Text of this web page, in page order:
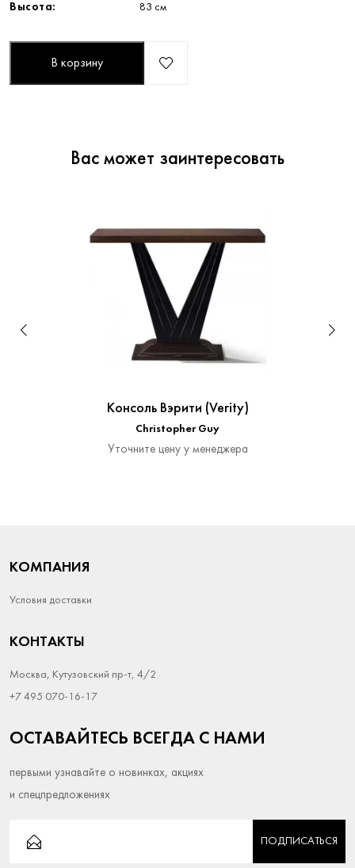
Высота: 83 см
В корзину
Вас может заинтересовать
Консоль Вэрити (Verity)
Christopher Guy
Уточните цену у менеджера
КОМПАНИЯ
Условия доставки
КОНТАКТЫ
Москва, Кутузовский пр-т, 4/2
+7 495 070-16-17
ОСТАВАЙТЕСЬ ВСЕГДА С НАМИ
первыми узнавайте о новинках, акциях
и спецпредложениях
ПОДПИСАТЬСЯ